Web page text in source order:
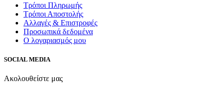
Τρόποι Πληρωμής
Τρόποι Αποστολής
Αλλαγές & Επιστροφές
Προσωπικά δεδομένα
Ο λογαριασμός μου
SOCIAL MEDIA
Ακολουθείστε μας